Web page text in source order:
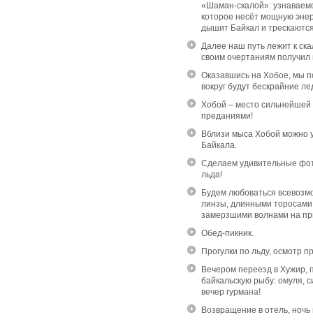
«Шаман-скалой»:
которое несёт мощную
дышит Байкал и
Далее наш путь лежит к
своим очертаниям
Оказавшись на Хобое, мы
вокруг будут бескрайние
Хобой – место сильнейшей
преданиями!
Вблизи мыса Хобой можно
Байкала.
Сделаем удивительные
льда!
Будем любоваться
линзы, длинными
замерзшими волнами на
Обед-пикник.
Прогулки по льду, осмотр
Вечером переезд в Хужир,
байкальскую рыбу: омуля,
вечер гурмана!
Возвращение в отель,